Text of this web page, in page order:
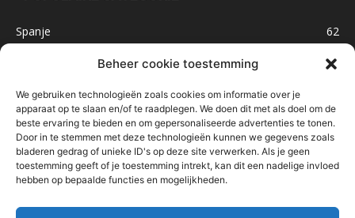
Beheer cookie toestemming
We gebruiken technologieën zoals cookies om informatie over je
apparaat op te slaan en/of te raadplegen. We doen dit met als doel om de
beste ervaring te bieden en om gepersonaliseerde advertenties te tonen.
Door in te stemmen met deze technologieën kunnen we gegevens zoals
bladeren gedrag of unieke ID's op deze site verwerken. Als je geen
toestemming geeft of je toestemming intrekt, kan dit een nadelige invloed
hebben op bepaalde functies en mogelijkheden.
Spanje
62
47
Marokko
32
IJsland
32
Malta
Roemenië
29